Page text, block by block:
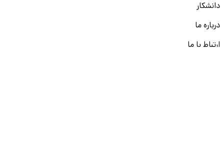
دانشکار
درباره ما
ارتباط با ما